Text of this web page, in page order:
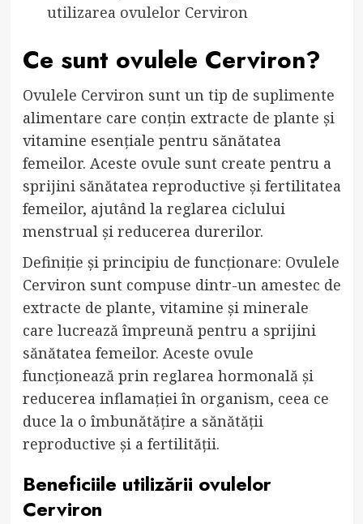
utilizarea ovulelor Cerviron
Ce sunt ovulele Cerviron?
Ovulele Cerviron sunt un tip de suplimente
alimentare care conțin extracte de plante și
vitamine esențiale pentru sănătatea
femeilor. Aceste ovule sunt create pentru a
sprijini sănătatea reproductive și fertilitatea
femeilor, ajutând la reglarea ciclului
menstrual și reducerea durerilor.
Definiție și principiu de funcționare: Ovulele
Cerviron sunt compuse dintr-un amestec de
extracte de plante, vitamine și minerale
care lucrează împreună pentru a sprijini
sănătatea femeilor. Aceste ovule
funcționează prin reglarea hormonală și
reducerea inflamației în organism, ceea ce
duce la o îmbunătățire a sănătății
reproductive și a fertilității.
Beneficiile utilizării ovulelor
Cerviron